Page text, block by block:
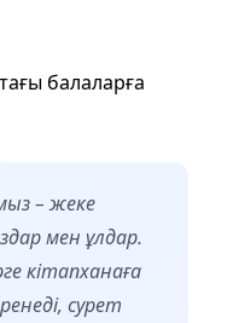
балаларға
– жеке
мен ұлдар.
кітапханаға
сурет